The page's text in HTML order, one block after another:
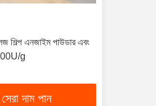
শিল্প এনজাইম পাউডার এবং
g
সেরা দাম পান